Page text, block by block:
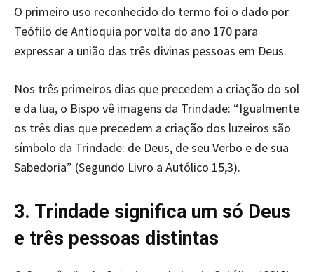
O primeiro uso reconhecido do termo foi o dado por
Teófilo de Antioquia por volta do ano 170 para
expressar a união das três divinas pessoas em Deus.
Nos três primeiros dias que precedem a criação do sol
e da lua, o Bispo vê imagens da Trindade: “Igualmente
os três dias que precedem a criação dos luzeiros são
símbolo da Trindade: de Deus, de seu Verbo e de sua
Sabedoria” (Segundo Livro a Autólico 15,3).
3. Trindade significa um só Deus
e três pessoas distintas